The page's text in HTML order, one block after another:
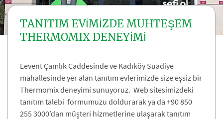
TANITIM EVİMİZDE MUHTEŞEM
THERMOMIX DENEYİMİ
Levent Çamlık Caddesinde ve Kadıköy Suadiye
mahallesinde yer alan tanıtım evlerimizde size eşsiz bir
Thermomix deneyimi sunuyoruz. Web sitesimizdeki
tanıtım talebi formumuzu doldurarak ya da +90 850
255 3000’dan müşteri hizmetlerine ulaşarak tanıtım